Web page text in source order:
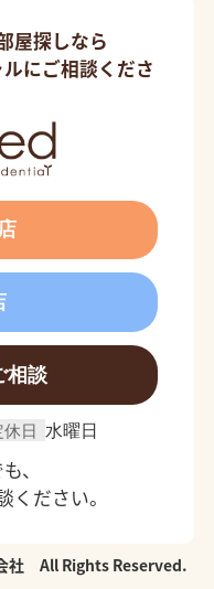
屋探しなら
にご相談くださ
相談
休日 水曜日
、
ください。
社 All Rights Reserved.